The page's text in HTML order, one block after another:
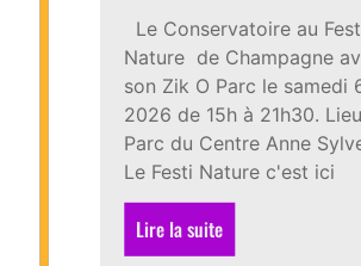
Le Conservatoire au
Nature de Champagne
son Zik O Parc le samedi
2026 de 15h à 21h30.
Parc du Centre Anne
Le Festi Nature c'est ici
Lire la suite